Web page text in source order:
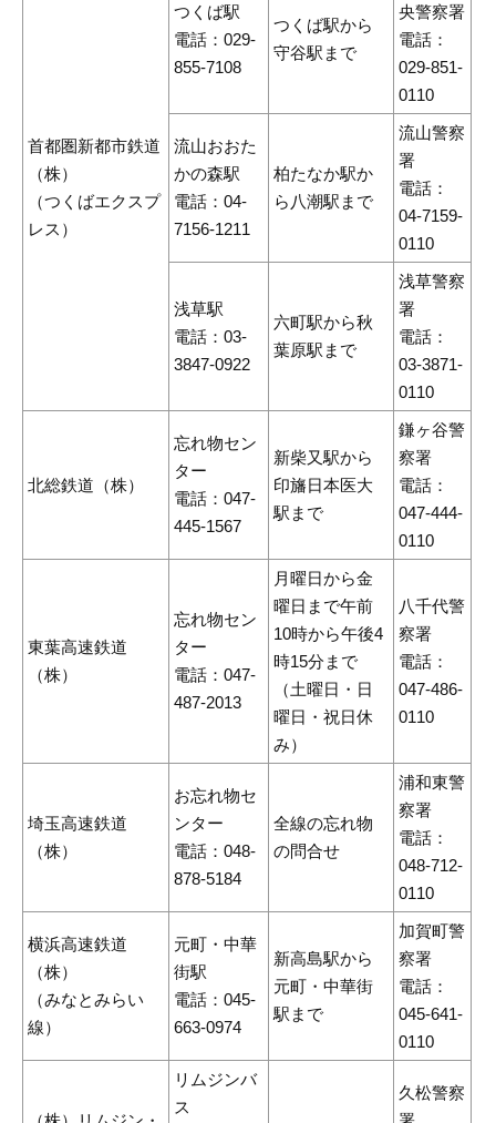
首都圏新都市鉄道
（株）
（つくばエクスプ
レス）
つくば駅
電話：029-
855-7108
つくば駅から
守谷駅まで
央警察署
電話：
029-851-
0110
流山おおた
かの森駅
電話：04-
7156-1211
柏たなか駅か
ら八潮駅まで
流山警察
署
電話：
04-7159-
0110
浅草駅
電話：03-
3847-0922
六町駅から秋
葉原駅まで
浅草警察
署
電話：
03-3871-
0110
北総鉄道（株）
忘れ物セン
ター
電話：047-
445-1567
新柴又駅から
印旛日本医大
駅まで
鎌ヶ谷警
察署
電話：
047-444-
0110
東葉高速鉄道
（株）
忘れ物セン
ター
電話：047-
487-2013
月曜日から金
曜日まで午前
10時から午後4
時15分まで
（土曜日・日
曜日・祝日休
み）
八千代警
察署
電話：
047-486-
0110
埼玉高速鉄道
（株）
お忘れ物セ
ンター
電話：048-
878-5184
全線の忘れ物
の問合せ
浦和東警
察署
電話：
048-712-
0110
横浜高速鉄道
（株）
（みなとみらい
線）
元町・中華
街駅
電話：045-
663-0974
新高島駅から
元町・中華街
駅まで
加賀町警
察署
電話：
045-641-
0110
リムジンバ
ス
久松警察